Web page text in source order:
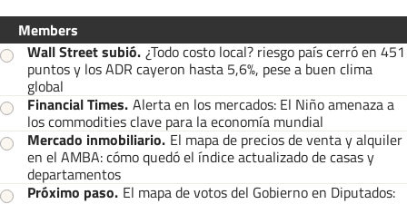
Members
Wall Street subió. ¿Todo costo local? riesgo país cerró en 451
puntos y los ADR cayeron hasta 5,6%, pese a buen clima
global
Financial Times. Alerta en los mercados: El Niño amenaza a
los commodities clave para la economía mundial
Mercado inmobiliario. El mapa de precios de venta y alquiler
en el AMBA: cómo quedó el índice actualizado de casas y
departamentos
Próximo paso. El mapa de votos del Gobierno en Diputados: